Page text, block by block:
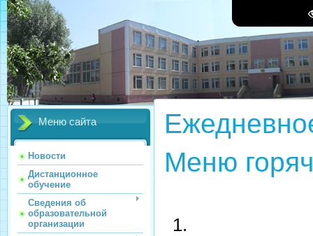
Меню сайта
Новости
Дистанционное
обучение
Сведения об
образовательной
организации
Меню